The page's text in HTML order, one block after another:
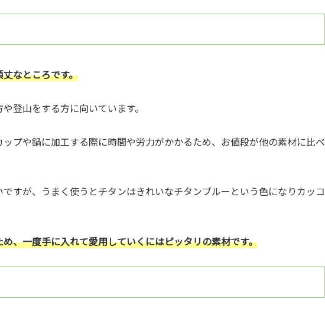
なところです。
登山をする方に向いています。
プや鍋に加工する際に時間や労力がかかるため、お値段が他の素材に比べ
すが、うまく使うとチタンはきれいなチタンブルーという色になりカッコ
、一度手に入れて愛用していくにはピッタリの素材です。